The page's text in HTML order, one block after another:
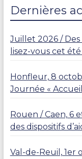
R
Dernières
Juillet 2026 /
lisez-vous cet été
Honfleur, 8
Journée «
Rouen / Caen, 6
des dispositifs
Val-de-Reuil, 1er